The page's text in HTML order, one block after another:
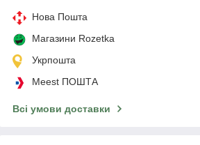
Нова Пошта
Магазини Rozetka
Укрпошта
Meest ПОШТА
Всі умови доставки